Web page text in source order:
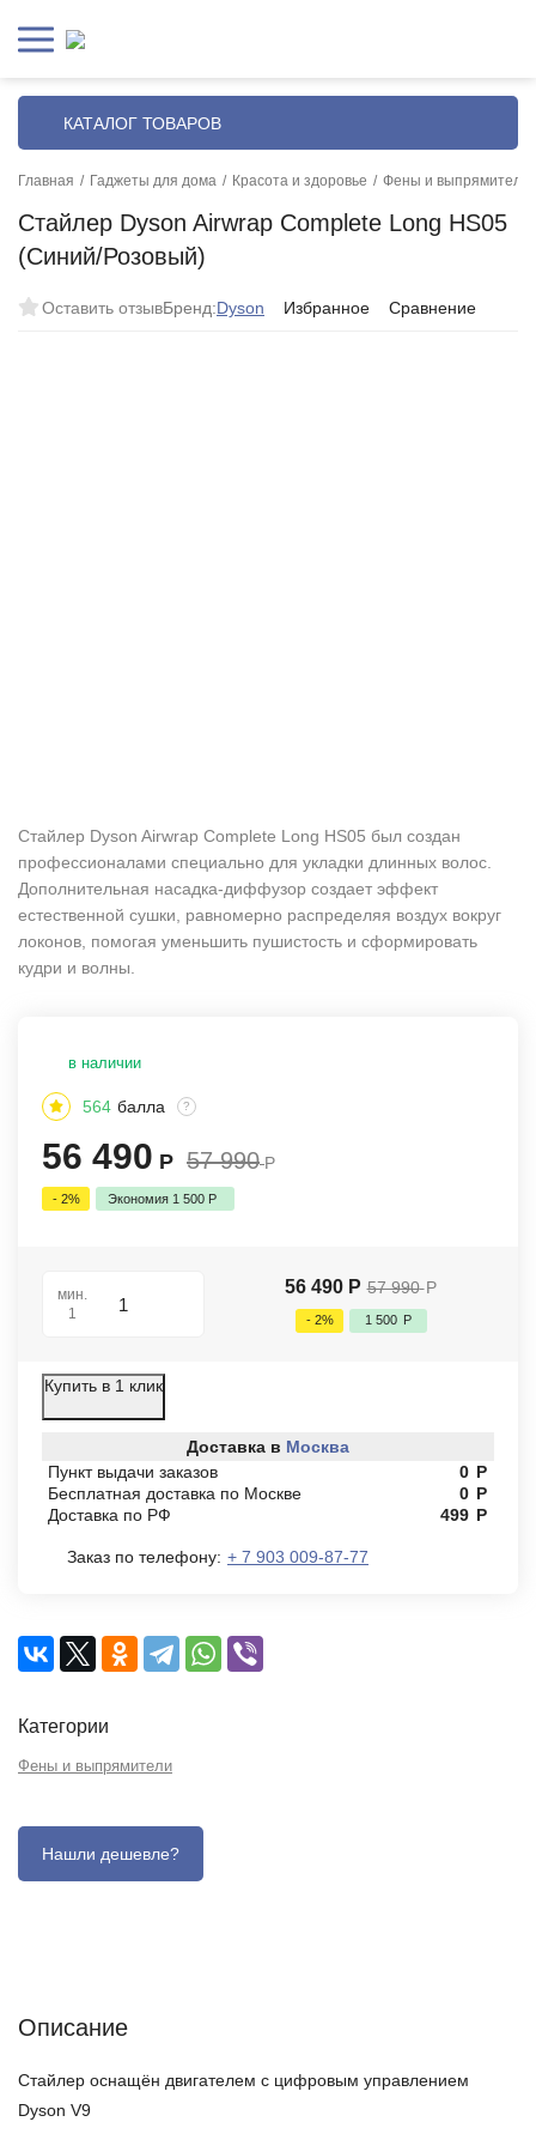
КАТАЛОГ ТОВАРОВ
Главная / Гаджеты для дома / Красота и здоровье / Фены и выпрямители
Стайлер Dyson Airwrap Complete Long HS05
(Синий/Розовый)
Оставить отзывБренд:Dyson Избранное Сравнение
Стайлер Dyson Airwrap Complete Long HS05 был создан
профессионалами специально для укладки длинных волос.
Дополнительная насадка-диффузор создает эффект
естественной сушки, равномерно распределяя воздух вокруг
локонов, помогая уменьшить пушистость и сформировать
кудри и волны.
в наличии
564 балла ?
56 490 Р 57 990 Р
- 2% Экономия 1 500 Р
мин.
1
56 490 Р 57 990 Р
- 2% 1 500 Р
Купить в 1 клик
Доставка в Москва
Пункт выдачи заказов
0 Р
Бесплатная доставка по Москве
0 Р
Доставка по РФ
499 Р
Заказ по телефону: + 7 903 009-87-77
Категории
Фены и выпрямители
Описание
Стайлер оснащён двигателем с цифровым управлением
Dyson V9